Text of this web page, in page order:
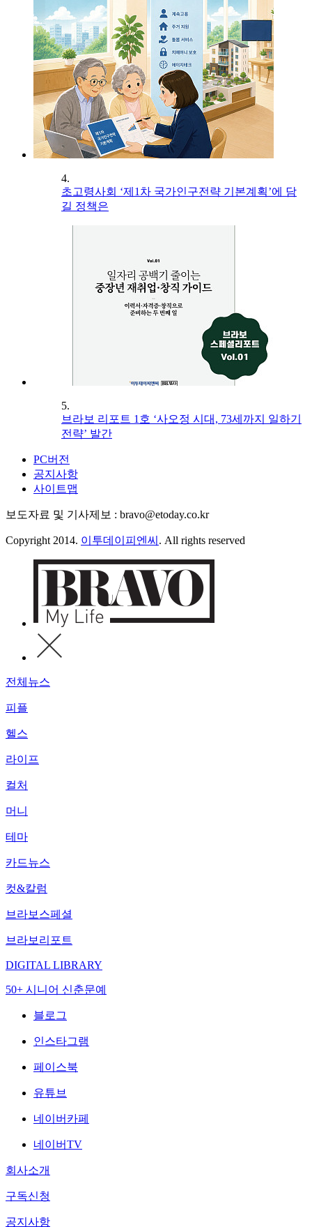
4.
초고령사회 ‘제1차 국가인구전략 기본계획’에 담
길 정책은
5.
브라보 리포트 1호 ‘사오정 시대, 73세까지 일하기
전략’ 발간
PC버전
공지사항
사이트맵
보도자료 및 기사제보 : bravo@etoday.co.kr
Copyright 2014. 이투데이피엔씨 . All rights reserved
전체뉴스
피플
헬스
라이프
컬처
머니
테마
카드뉴스
컷&칼럼
브라보스페셜
브라보리포트
DIGITAL LIBRARY
50+ 시니어 신춘문예
블로그
인스타그램
페이스북
유튜브
네이버카페
네이버TV
회사소개
구독신청
공지사항